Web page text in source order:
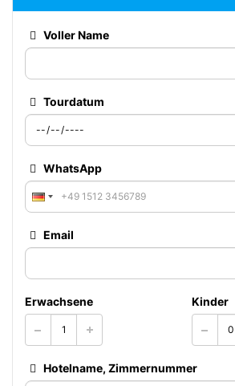
Voller Name
Tourdatum
WhatsApp
Email
Erwachsene Kinder
Hotelname, Zimmernummer